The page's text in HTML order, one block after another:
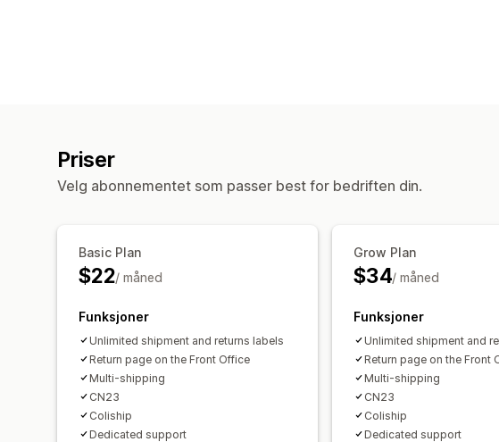
Priser
Velg abonnementet som passer best for bedriften din.
Basic Plan
$22/ måned
Funksjoner
Unlimited shipment and returns labels
Return page on the Front Office
Multi-shipping
CN23
Coliship
Dedicated support
Grow Plan
$34/ måned
Funksjoner
Unlimited shipment and
Return page on the Front
Multi-shipping
CN23
Coliship
Dedicated support